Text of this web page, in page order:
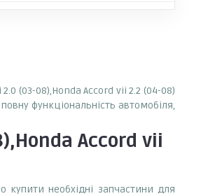
(03-08),Honda Accord vii 2.2 (04-08)
функціональність автомобіля,
Accord vii
необхідні запчастини для